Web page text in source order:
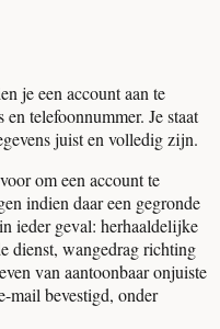
je een account aan te
telefoonnummer. Je staat
juist en volledig zijn.
om een account te
indien daar een gegronde
ieder geval: herhaaldelijke
dienst, wangedrag richting
van aantoonbaar onjuiste
mail bevestigd, onder